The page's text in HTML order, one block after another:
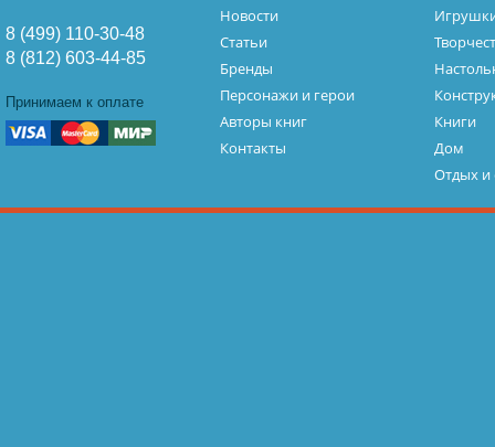
8 (499) 110-30-48
8 (812) 603-44-85
Принимаем к оплате
Новости
Статьи
Бренды
Персонажи и герои
Авторы книг
Контакты
Книги
Дом
Отдых и